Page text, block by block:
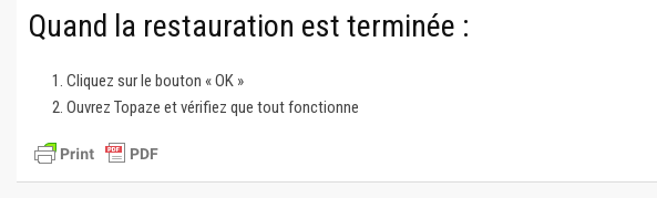
Quand la restauration est terminée :
Cliquez sur le bouton « OK »
Ouvrez Topaze et vérifiez que tout fonctionne